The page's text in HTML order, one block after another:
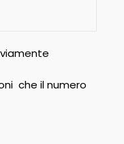
che il numero